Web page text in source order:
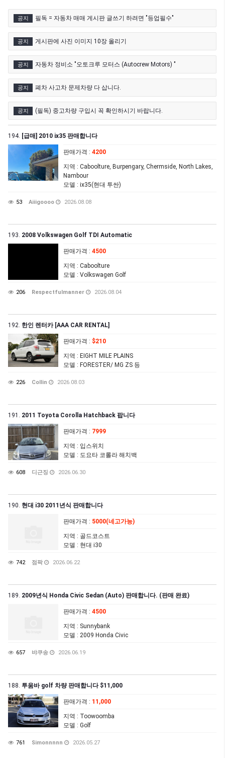
공지 필독 = 자동차 매매 게시판 글쓰기 하려면 "등업필수"
공지 게시판에 사진 이미지 10장 올리기
공지 자동차 정비소 "오토크루 모터스 (Autocrew Motors) "
공지 폐차 사고차 문제차량 다 삽니다.
공지 (필독) 중고차량 구입시 꼭 확인하시기 바랍니다.
194. [급매] 2010 ix35 판매합니다
판매가격 : 4200
지역 : Caboolture, Burpengary, Chermside, North Lakes,
Nambour
모델 : ix35(현대 투싼)
53 Aiiigoooo 2026.08.08
193. 2008 Volkswagen Golf TDI Automatic
판매가격 : 4500
지역 : Caboolture
모델 : Volkswagen Golf
206 Respectfulmanner 2026.08.04
192. 한인 렌터카 [AAA CAR RENTAL]
판매가격 : $210
지역 : EIGHT MILE PLAINS
모델 : FORESTER/ MG ZS 등
226 Collin 2026.08.03
191. 2011 Toyota Corolla Hatchback 팝니다
판매가격 : 7999
지역 : 입스위치
모델 : 도요타 코롤라 해치백
608 디근징 2026.06.30
190. 현대 i30 2011년식 판매합니다
판매가격 : 5000(네고가능)
지역 : 골드코스트
모델 : 현대 i30
742 점팍 2026.06.22
189. 2009년식 Honda Civic Sedan (Auto) 판매합니다. (판매 완료)
판매가격 : 4500
지역 : Sunnybank
모델 : 2009 Honda Civic
657 뱌쿠송 2026.06.19
188. 투움바 golf 차량 판매합니다 $11,000
판매가격 : 11,000
지역 : Toowoomba
모델 : Golf
761 Simonnnnn 2026.05.27